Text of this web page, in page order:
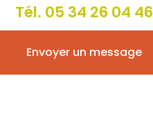
Tél. 05 34 26 04 46
Envoyer un message